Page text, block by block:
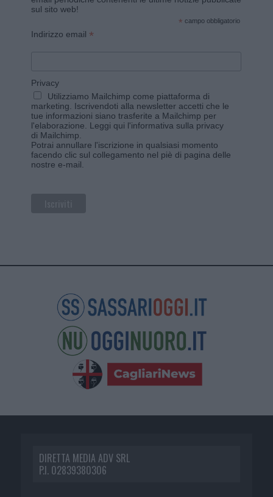
sul sito web!
* campo obbligatorio
Indirizzo email *
Privacy
Utilizziamo Mailchimp come piattaforma di
marketing. Iscrivendoti alla newsletter accetti che le
tue informazioni siano trasferite a Mailchimp per
l'elaborazione. Leggi qui l'informativa sulla privacy
di Mailchimp
Potrai annullare l'iscrizione in qualsiasi momento
facendo clic sul collegamento nel piè di pagina delle
nostre e-mail.
DIRETTA MEDIA ADV SRL
P.I. 02839380306